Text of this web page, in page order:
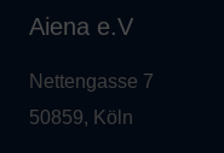
Aiena e.V
Nettengasse 7
50859, Köln